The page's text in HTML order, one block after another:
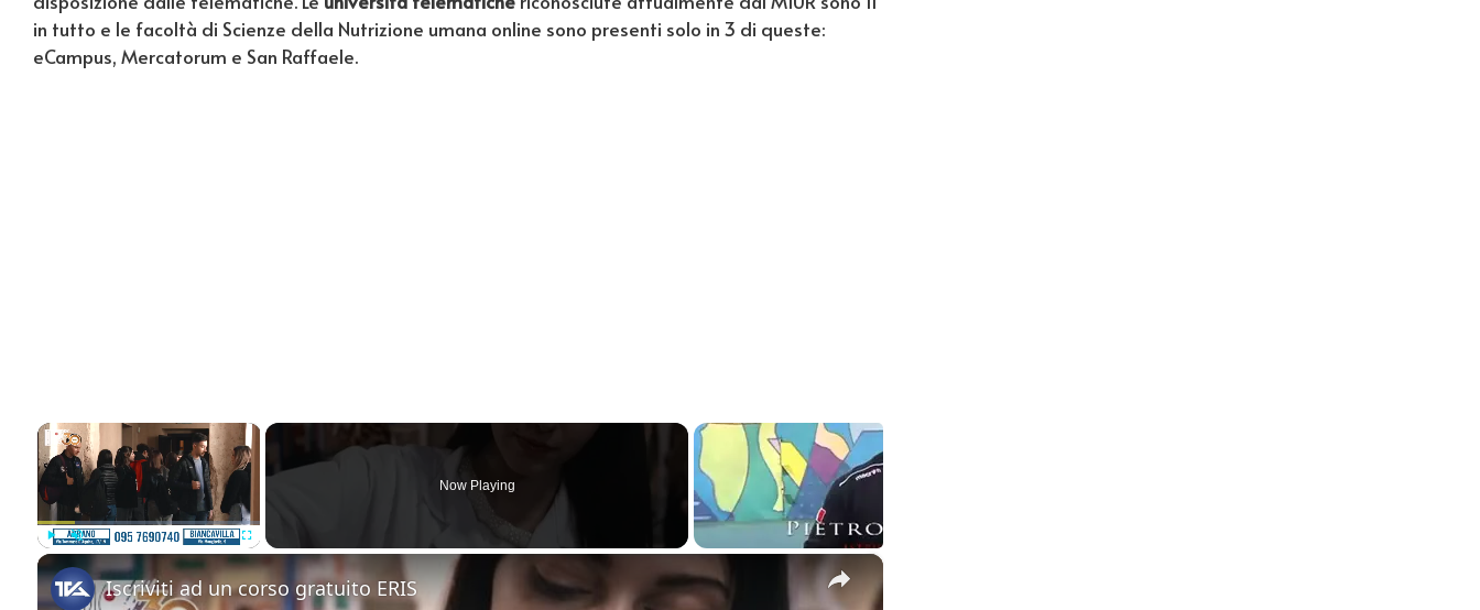
in tutto e le facoltà di Scienze della Nutrizione umana online sono presenti solo in 3 di queste:
eCampus, Mercatorum e San Raffaele.
×
Now Playing
×
Iscriviti ad un corso gratuito ERIS